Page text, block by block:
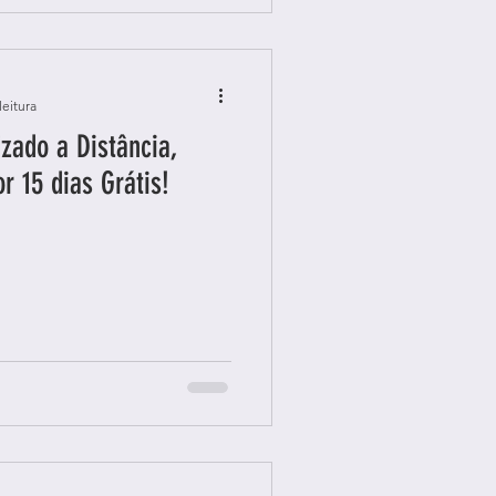
a Distância,
15 dias Grátis!